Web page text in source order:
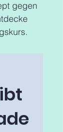
gegen